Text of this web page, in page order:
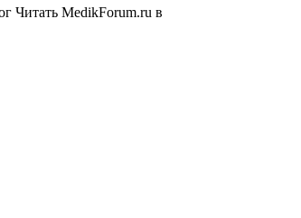
Читать MedikForum.ru в